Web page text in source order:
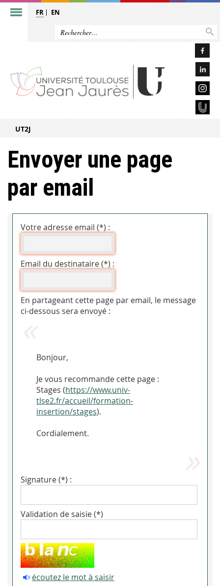
FR EN
UT2J
Envoyer une page
par email
Votre adresse email (*) :
Email du destinataire (*) :
En partageant cette page par email, le message
ci-dessous sera envoyé :
Bonjour,
Je vous recommande cette page :
Stages (https://www.univ-
tlse2.fr/accueil/formation-
insertion/stages).
Cordialement.
Signature (*) :
Validation de saisie (*)
écoutez le mot à saisir